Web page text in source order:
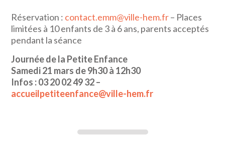
Réservation : contact.emm@ville-hem.fr– Places
limitées à 10 enfants de 3 à 6 ans, parents acceptés
pendant la séance
Journée de la Petite Enfance
Samedi 21 mars de 9h30 à 12h30
Infos : 03 20 02 49 32 –
accueilpetiteenfance@ville-hem.fr